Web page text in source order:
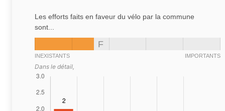
Les efforts faits en faveur du vélo par la commune
sont...
F
INEXISTANTS IMPORTANTS
Dans le détail,